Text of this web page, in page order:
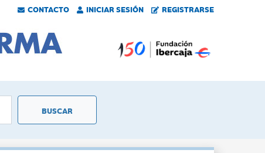
CONTACTO INICIAR SESIÓN REGISTRARSE